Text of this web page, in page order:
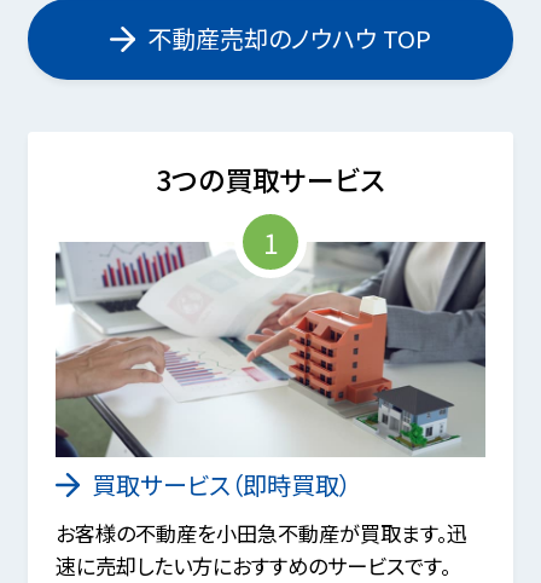
不動産売却のノウハウ TOP
3つの買取サービス
1
買取サービス（即時買取）
お客様の不動産を小田急不動産が買取ます。迅
速に売却したい方におすすめのサービスです。